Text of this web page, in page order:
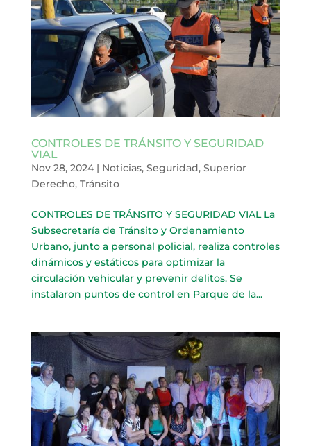
CONTROLES DE TRÁNSITO Y SEGURIDAD
VIAL
Nov 28, 2024| Noticias, Seguridad, Superior
Derecho, Tránsito
CONTROLES DE TRÁNSITO Y SEGURIDAD VIAL La
Subsecretaría de Tránsito y Ordenamiento
Urbano, junto a personal policial, realiza controles
dinámicos y estáticos para optimizar la
circulación vehicular y prevenir delitos. Se
instalaron puntos de control en Parque de la...